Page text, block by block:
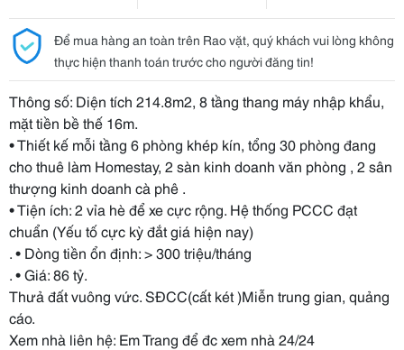
Để mua hàng an toàn trên Rao vặt, quý khách vui lòng không
thực hiện thanh toán trước cho người đăng tin!
Thông số: Diện tích 214.8m2, 8 tầng thang máy nhập khẩu,
mặt tiền bề thế 16m.
• Thiết kế mỗi tầng 6 phòng khép kín, tổng 30 phòng đang
cho thuê làm Homestay, 2 sàn kinh doanh văn phòng , 2 sân
thượng kinh doanh cà phê .
• Tiện ích: 2 vỉa hè để xe cực rộng. Hệ thống PCCC đạt
chuẩn (Yếu tố cực kỳ đắt giá hiện nay)
. • Dòng tiền ổn định: > 300 triệu/tháng
. • Giá: 86 tỷ.
Thưả đất vuông vức. SĐCC(cất két )Miễn trung gian, quảng
cáo.
Xem nhà liên hệ: Em Trang để đc xem nhà 24/24